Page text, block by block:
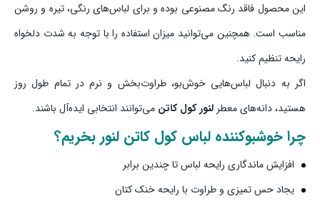
این محصول فاقد رنگ مصنوعی بوده و برای لباس‌های رنگی، تیره و روشن
مناسب است. همچنین می‌توانید میزان استفاده را با توجه به شدت دلخواه
رایحه تنظیم کنید.
اگر به دنبال لباس‌هایی خوش‌بو، طراوت‌بخش و نرم در تمام طول روز
هستید، دانه‌های معطر لنور کول کاتن می‌توانند انتخابی ایده‌آل باشند.
چراخوشبوکننده لباس کول کاتن لنور بخریم؟
افزایش ماندگاری رایحه لباس تا چندین برابر
یجاد حس تمیزی و طراوت با رایحه خنک کتان